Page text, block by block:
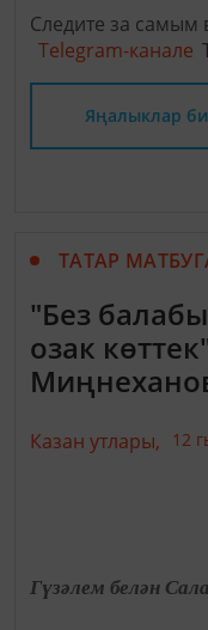
Следите за
Telegram-канале
Яңалыклар
ТАТАР
"Без
озак
Казан утлары, 12
Гүзәлем белән